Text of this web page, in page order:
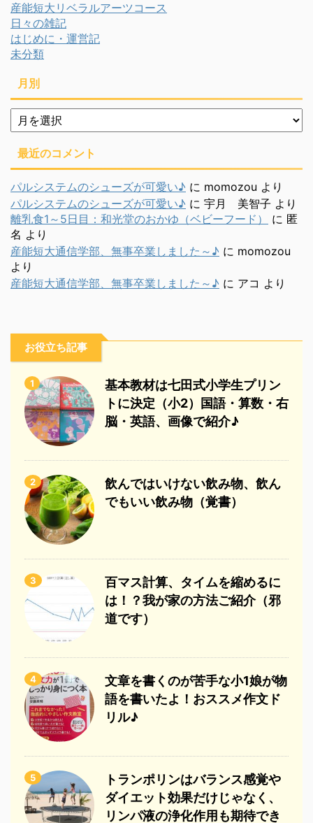
産能短大リベラルアーツコース
日々の雑記
はじめに・運営記
未分類
月別
月
別
最近のコメント
パルシステムのシューズが可愛い♪ に momozou より
パルシステムのシューズが可愛い♪ に 宇月 美智子 より
離乳食1～5日目：和光堂のおかゆ（ベビーフード）
に 匿
名 より
産能短大通信学部、無事卒業しました～♪ に momozou
より
産能短大通信学部、無事卒業しました～♪ に アコ より
お役立ち記事
1
基本教材は七田式小学生プリン
トに決定（小2）国語・算数・右
脳・英語、画像で紹介♪
2
飲んではいけない飲み物、飲ん
でもいい飲み物（覚書）
3
百マス計算、タイムを縮めるに
は！？我が家の方法ご紹介（邪
道です）
4
文章を書くのが苦手な小1娘が物
語を書いたよ！おススメ作文ド
リル♪
5
トランポリンはバランス感覚や
ダイエット効果だけじゃなく、
リンパ液の浄化作用も期待でき